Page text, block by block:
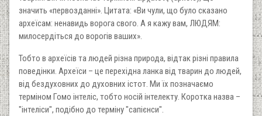
значить «первозданні». Цитата: «Ви чули, що було сказано
археїсам: ненавидь ворога свого. А я кажу вам, ЛЮДЯМ:
милосердіться до ворогів ваших».
Тобто в археїсів та людей різна природа, відтак різні правила
поведінки. Археїси – це перехідна ланка від тварин до людей,
від бездуховних до духовних істот. Ми їх позначаємо
терміном Гомо інтеліс, тобто носій інтелекту. Коротка назва –
"інтеліси", подібно до терміну "сапієнси".